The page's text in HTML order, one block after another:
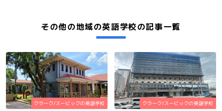
その他の地域の英語学校の記事一覧
クラーク/スービックの英語学校 クラーク/スービックの英語学校